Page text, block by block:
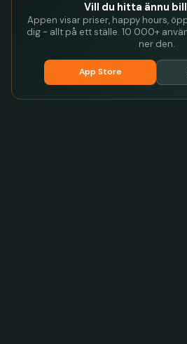
Vill du hitta ännu
Appen visar priser, happy hours,
dig - allt på ett ställe. 10 000+
ner den.
App Store